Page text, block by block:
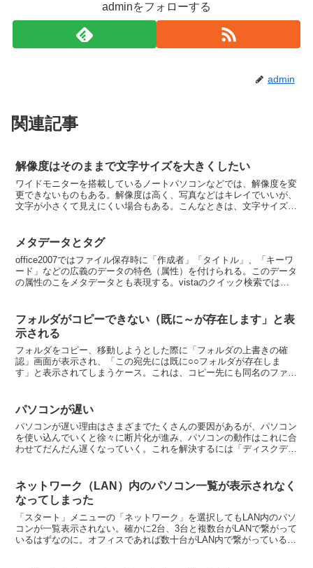
adminをフォローする
admin
関連記事
解像度はそのままで文字サイズを大きくしたい
ワイドモニターを搭載しているノートパソコンなどでは、解像度を変
更できないものもある。解像度は高く、写真などはキレイでいいが、
文字が小さくて見えにくい場合もある。こんなときは、文字サイズを
メタデータとタグ
office2007ではファイル保存時に「作成者」「タイトル」、「キーワ
ード」などの広義のデータの特色（属性）を付けられる。このデータ
の属性のこをメタデータとも表現する。vistaのクイック検索ではこ
フォルダがコピーできない（既に～が存在します」と表
示される
フォルダをコピー、移動しようとした際に「フォルダの上書きの確
認」画面が表示され、「この宛先には既に○○フォルダが存在しま
す」と表示されてしまうケース。これは、コピー先にも同名のファイ
パソコンが遅い
パソコンが遅い理由はさまざまでたくさんの要因があるが、パソコン
を使い込んでいくと徐々に断片化が進み、パソコンの動作はこれに合
わせてだんだん遅くなっていく。これを解決するには「ディスクデフ
ネットワーク（LAN）内のパソコン一覧が表示されなく
なってしまった
「スタート」メニューの「ネットワーク」を選択してもLAN内のパソ
コンが一覧表示されない。確かに2台、3台と複数台がLANで繋がって
いるはずなのに。オフィスであれば数十台がLAN内で繋がっている場